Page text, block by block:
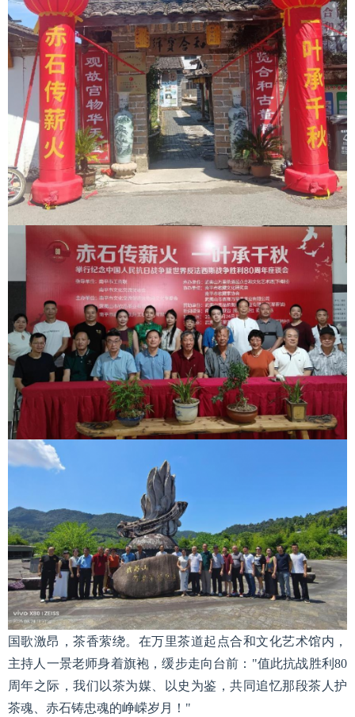
国歌激昂，茶香萦绕。在万里茶道起点合和文化艺术馆内，
主持人一景老师身着旗袍，缓步走向台前："值此抗战胜利80
周年之际，我们以茶为媒、以史为鉴，共同追忆那段茶人护
茶魂、赤石铸忠魂的峥嵘岁月！"